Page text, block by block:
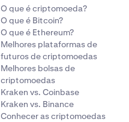
O que é criptomoeda?
O que é Bitcoin?
O que é Ethereum?
Melhores plataformas de
futuros de criptomoedas
Melhores bolsas de
criptomoedas
Kraken vs. Coinbase
Kraken vs. Binance
Conhecer as criptomoedas